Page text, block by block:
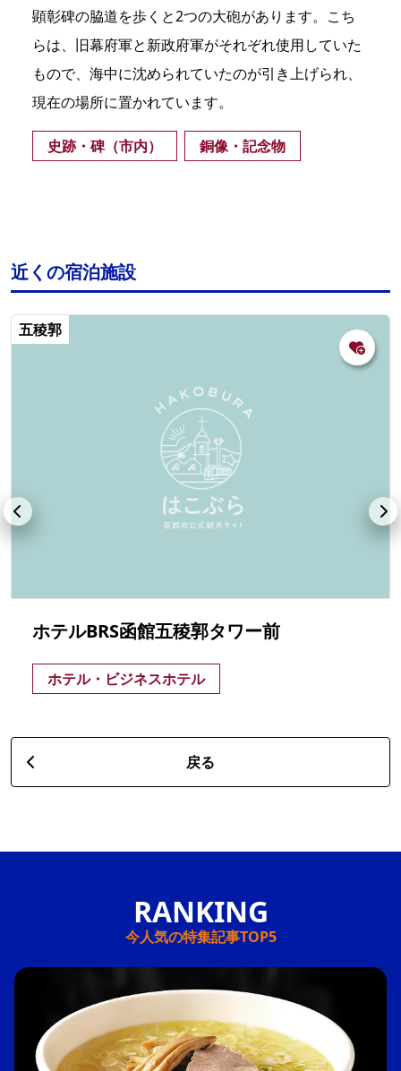
顕彰碑の脇道を歩くと2つの大砲があります。こち
らは、旧幕府軍と新政府軍がそれぞれ使用していた
もので、海中に沈められていたのが引き上げられ、
現在の場所に置かれています。
史跡・碑（市内） 銅像・記念物
近くの宿泊施設
五稜郭
ホテルBRS函館五稜郭タワー前
ホテル・ビジネスホテル
戻る
今人気の特集記事TOP5